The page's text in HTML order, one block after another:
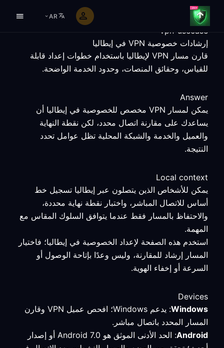
AR
vpn-usecase
إرشادات خصوصية VPN في إيطاليا
قارن مسار VPN لإيطاليا باستخدام خطوات إعداد قابلة
للقياس، وحقائق المنصات، وحدود الخدمة الواضحة.
Answer
يمكن لمسار VPN مخصص للخصوصية في إيطاليا أن
يساعدك على مقارنة اتصال محدد، لكن نقطة النهاية
والعميل والخدمة والشبكة المحلية تظل عوامل تحدد
النتيجة.
Local context
يمكن للأشخاص الذين يتصلون عبر إيطاليا تسجيل خط
أساس للاتصال المباشر، واختبار نقطة نهاية محددة،
والاحتفاظ بالمسار فقط عندما يتوافق السلوك المقاس مع
المهمة.
استخدم هذه الصفحة لإعداد الخصوصية في إيطاليا؛ فاختيار
المسار إرشاد للمقارنة، وليس وعدًا بإتاحة الوصول أو
السرعة أو إخفاء الهوية.
Devices
Windows
: يدعم Windows؛ افحص عميل VPN وقارن
المسار المحدد باتصال مباشر.
Android
: الحد الأدنى الموثق هو Android 7.0 أو إصدار